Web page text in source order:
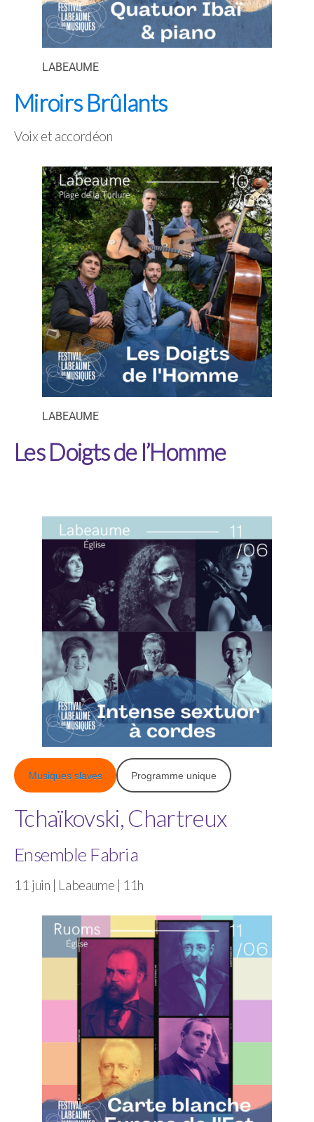
LABEAUME
Miroirs Brûlants
Voix et accordéon
LABEAUME
Les Doigts de l’Homme
Musiques slaves Programme unique
Tchaïkovski, Chartreux
Ensemble Fabria
11 juin | Labeaume | 11h